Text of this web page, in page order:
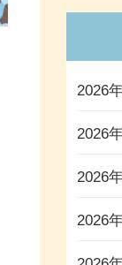
2026
2026
2026
2026